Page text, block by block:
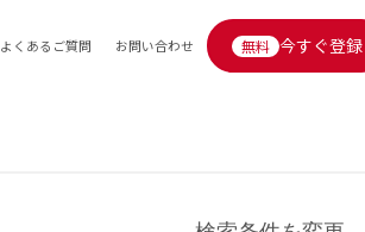
よくあるご質問 お問い合わせ 今すぐ登録